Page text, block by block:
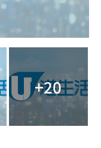
+20